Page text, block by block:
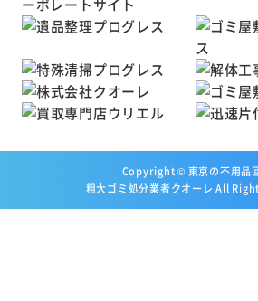
Copyright © 東京の不用品
粗大ゴミ処分業者クオーレ All